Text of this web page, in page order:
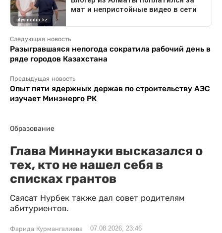
Следующая новость
Разыгравшаяся непогода сократила рабочий день в
ряде городов Казахстана
Предыдущая новость
Опыт пяти ядержных держав по строительству АЭС
изучает Минэнерго РК
Образование
Глава Миннауки высказался о
тех, кто не нашел себя в
списках грантов
Саясат Нурбек также дал совет родителям
абитуриентов.
Фарида Курмангалиева 07.08.2026, 23:46